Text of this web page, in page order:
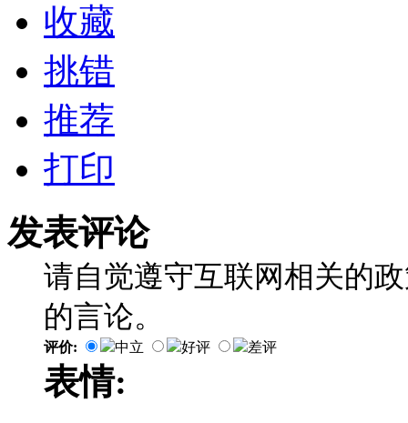
收藏
挑错
推荐
打印
发表评论
请自觉遵守互联网相关的
的言论。
评价: 中立 好评 差评
表情: